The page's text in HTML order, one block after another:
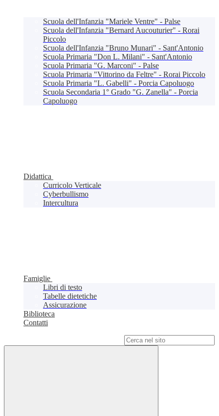
Scuola dell'Infanzia "Mariele Ventre" - Palse
Scuola dell'Infanzia "Bernard Aucouturier" - Rorai
Piccolo
Scuola dell'Infanzia "Bruno Munari" - Sant'Antonio
Scuola Primaria "Don L. Milani" - Sant'Antonio
Scuola Primaria "G. Marconi" - Palse
Scuola Primaria "Vittorino da Feltre" - Rorai Piccolo
Scuola Primaria "L. Gabelli" - Porcia Capoluogo
Scuola Secondaria 1° Grado "G. Zanella" - Porcia
Capoluogo
Didattica
Curricolo Verticale
Cyberbullismo
Intercultura
Famiglie
Libri di testo
Tabelle dietetiche
Assicurazione
Biblioteca
Contatti